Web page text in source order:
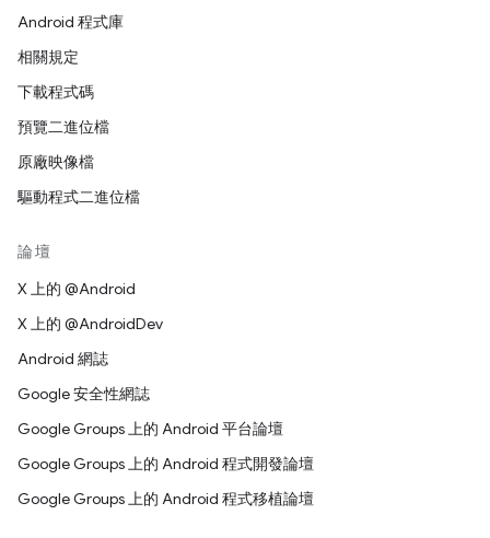
Android 程式庫
相關規定
下載程式碼
預覽二進位檔
原廠映像檔
驅動程式二進位檔
論壇
X 上的 @Android
X 上的 @AndroidDev
Android 網誌
Google 安全性網誌
Google Groups 上的 Android 平台論壇
Google Groups 上的 Android 程式開發論壇
Google Groups 上的 Android 程式移植論壇